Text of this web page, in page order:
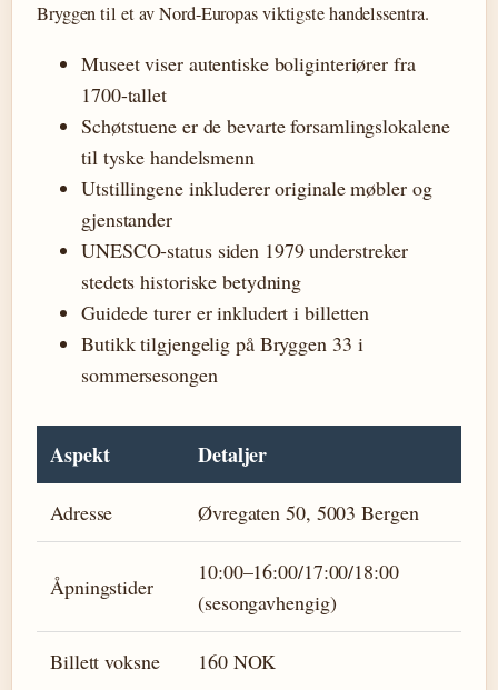
Bryggen til et av Nord-Europas viktigste handelssentra.
Museet viser autentiske boliginteriører fra
1700-tallet
Schøtstuene er de bevarte forsamlingslokalene
til tyske handelsmenn
Utstillingene inkluderer originale møbler og
gjenstander
UNESCO-status siden 1979 understreker
stedets historiske betydning
Guidede turer er inkludert i billetten
Butikk tilgjengelig på Bryggen 33 i
sommersesongen
Aspekt Detaljer
Adresse Øvregaten 50, 5003 Bergen
Åpningstider
10:00–16:00/17:00/18:00
(sesongavhengig)
Billett voksne 160 NOK